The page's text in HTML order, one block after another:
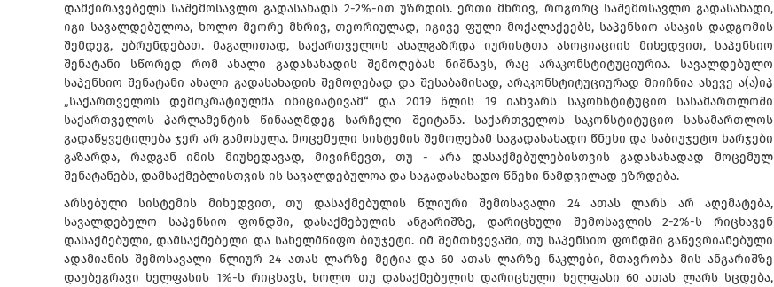
დამქირავებელს საშემოსავლო გადასახადს 2-2%-ით უზრდის. ერთი მხრივ, როგორც საშემოსავლო გადასახადი,
იგი სავალდებულოა, ხოლო მეორე მხრივ, თეორიულად, იგივე ფული მოქალაქეებს, საპენსიო ასაკის დადგომის
შემდეგ, უბრუნდებათ. მაგალითად, საქართველოს ახალგაზრდა იურისტთა ასოციაციის მიხედვით, საპენსიო
შენატანი სწორედ რომ ახალი გადასახადის შემოღებას ნიშნავს, რაც არაკონსტიტუციურია. სავალდებულო
საპენსიო შენატანი ახალი გადასახადის შემოღებად და შესაბამისად, არაკონსტიტუციურად მიიჩნია ასევე ა(ა)იპ
„საქართველოს დემოკრატიულმა ინიციატივამ“ და 2019 წლის 19 იანვარს საკონსტიტუციო სასამართლოში
საქართველოს პარლამენტის წინააღმდეგ სარჩელი შეიტანა. საქართველოს საკონსტიტუციო სასამართლოს
გადაწყვეტილება ჯერ არ გამოსულა. მოცემული სისტემის შემოღებამ საგადასახადო წნეხი და საბიუჯეტო ხარჯები
გაზარდა, რადგან იმის მიუხედავად, მივიჩნევთ, თუ - არა დასაქმებულებისთვის გადასახადად მოცემულ
შენატანებს, დამსაქმებლისთვის ის სავალდებულოა და საგადასახადო წნეხი ნამდვილად ეზრდება.
არსებული სისტემის მიხედვით, თუ დასაქმებულის წლიური შემოსავალი 24 ათას ლარს არ აღემატება,
სავალდებულო საპენსიო ფონდში, დასაქმებულის ანგარიშზე, დარიცხული შემოსავლის 2-2%-ს რიცხავენ
დასაქმებული, დამსაქმებელი და სახელმწიფო ბიუჯეტი. იმ შემთხვევაში, თუ საპენსიო ფონდში გაწევრიანებული
ადამიანის შემოსავალი წლიურ 24 ათას ლარზე მეტია და 60 ათას ლარზე ნაკლები, მთავრობა მის ანგარიშზე
დაუბეგრავი ხელფასის 1%-ს რიცხავს, ხოლო თუ დასაქმებულის დარიცხული ხელფასი 60 ათას ლარს სცდება,